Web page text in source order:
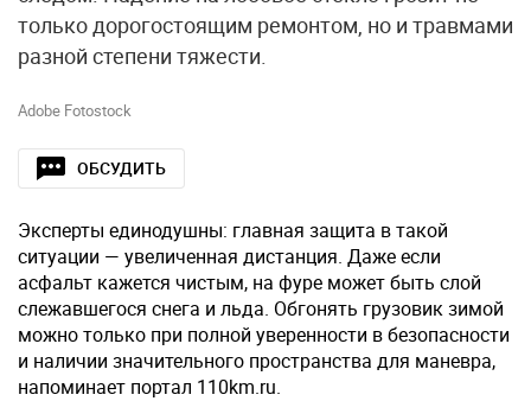
только дорогостоящим ремонтом, но и травмами
разной степени тяжести.
Adobe Fotostock
ОБСУДИТЬ
Эксперты единодушны: главная защита в такой
ситуации — увеличенная дистанция. Даже если
асфальт кажется чистым, на фуре может быть слой
слежавшегося снега и льда. Обгонять грузовик зимой
можно только при полной уверенности в безопасности
и наличии значительного пространства для маневра,
напоминает портал 110km.ru.